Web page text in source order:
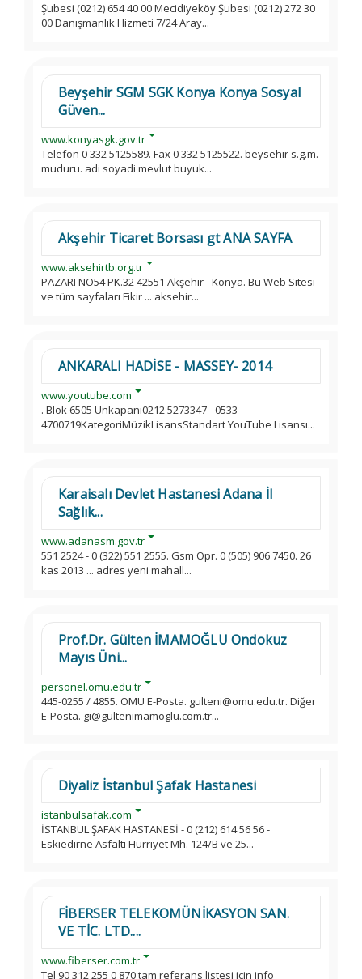
Şubesi (0212) 654 40 00 Mecidiyeköy Şubesi (0212) 272 30
00 Danışmanlık Hizmeti 7/24 Aray...
Beyşehir SGM SGK Konya Konya Sosyal
Güven...
www.konyasgk.gov.tr
Telefon 0 332 5125589. Fax 0 332 5125522. beysehir s.g.m.
muduru. adi soyadi mevlut buyuk...
Akşehir Ticaret Borsası gt ANA SAYFA
www.aksehirtb.org.tr
PAZARI NO54 PK.32 42551 Akşehir - Konya. Bu Web Sitesi
ve tüm sayfaları Fikir ... aksehir...
ANKARALI HADİSE - MASSEY- 2014
www.youtube.com
. Blok 6505 Unkapanı0212 5273347 - 0533
4700719KategoriMüzikLisansStandart YouTube Lisansı...
Karaisalı Devlet Hastanesi Adana İl
Sağlık...
www.adanasm.gov.tr
551 2524 - 0 (322) 551 2555. Gsm Opr. 0 (505) 906 7450. 26
kas 2013 ... adres yeni mahall...
Prof.Dr. Gülten İMAMOĞLU Ondokuz
Mayıs Üni...
personel.omu.edu.tr
445-0255 / 4855. OMÜ E-Posta. gulteni@omu.edu.tr. Diğer
E-Posta. gi@gultenimamoglu.com.tr...
Diyaliz İstanbul Şafak Hastanesi
istanbulsafak.com
İSTANBUL ŞAFAK HASTANESİ - 0 (212) 614 56 56 -
Eskiedirne Asfaltı Hürriyet Mh. 124/B ve 25...
FİBERSER TELEKOMÜNİKASYON SAN.
VE TİC. LTD....
www.fiberser.com.tr
Tel 90 312 255 0 870 tam referans listesi icin info